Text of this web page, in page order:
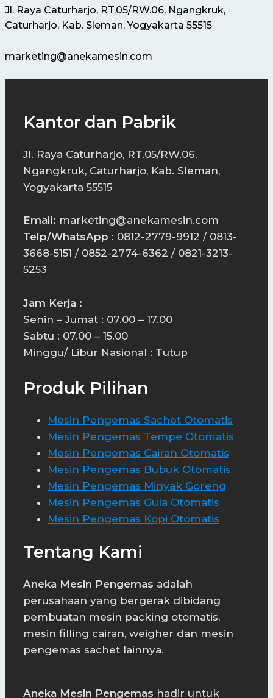
Jl. Raya Caturharjo, RT.05/RW.06, Ngangkruk,
Caturharjo, Kab. Sleman, Yogyakarta 55515
marketing@anekamesin.com
Kantor dan Pabrik
Jl. Raya Caturharjo, RT.05/RW.06,
Ngangkruk, Caturharjo, Kab. Sleman,
Yogyakarta 55515
Email: marketing@anekamesin.com
Telp/WhatsApp : 0812-2779-9912 / 0813-
3668-5151 / 0852-2774-6362 / 0821-3213-
5253
Jam Kerja :
Senin – Jumat : 07.00 – 17.00
Sabtu : 07.00 – 15.00
Minggu/ Libur Nasional : Tutup
Produk Pilihan
Mesin Pengemas Sachet Otomatis
Mesin Pengemas Tempe Otomatis
Mesin Pengemas Cairan Otomatis
Mesin Pengemas Bubuk Otomatis
Mesin Pengemas Minyak Goreng
Mesin Pengemas Gula Otomatis
Mesin Pengemas Kopi Otomatis
Tentang Kami
Aneka Mesin Pengemas adalah
perusahaan yang bergerak dibidang
pembuatan mesin packing otomatis,
mesin filling cairan, weigher dan mesin
pengemas sachet lainnya.
Aneka Mesin Pengemas hadir untuk